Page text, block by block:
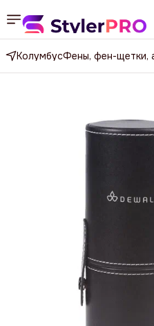
КолумбусФены, фен-щетки,